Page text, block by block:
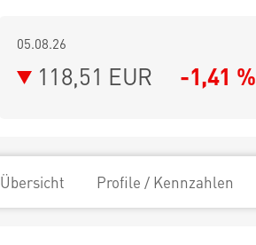
05.08.26
118,51 EUR -1,41 %
Übersicht Profile / Kennzahlen